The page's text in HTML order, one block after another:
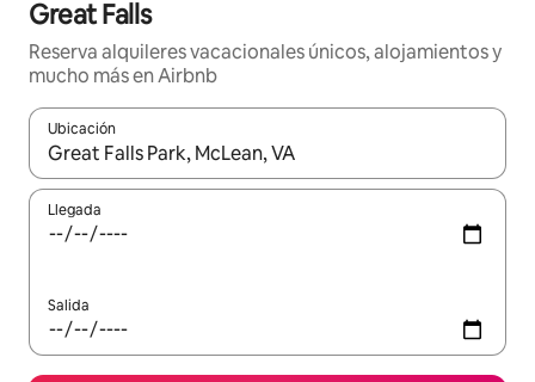
Great Falls
Reserva alquileres vacacionales únicos, alojamientos y
mucho más en Airbnb
Ubicación
Cuando los resultados estén disponibles, navega con las
Llegada
Salida